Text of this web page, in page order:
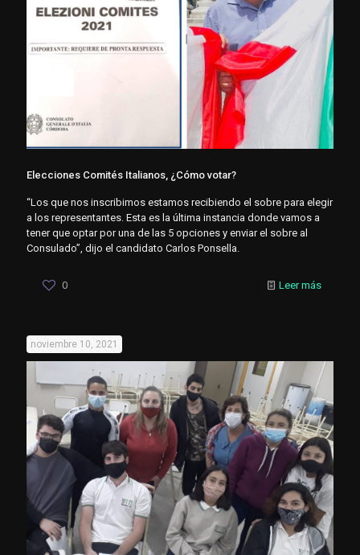
Elecciones Comités Italianos, ¿Cómo votar?
“Los que nos inscribimos estamos recibiendo el sobre para elegir
a los representantes. Esta es la última instancia donde vamos a
tener que optar por una de las 5 opciones y enviar el sobre al
Consulado”, dijo el candidato Carlos Ponsella.
0 Leer más
noviembre 10, 2021